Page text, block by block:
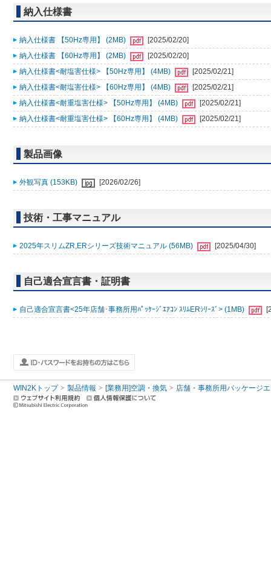
納入仕様書
納入仕様書 【50Hz専用】 (2MB)
[2025/02/20]
納入仕様書 【60Hz専用】 (2MB)
[2025/02/20]
納入仕様書<耐塩害仕様> 【50Hz専用】 (4MB)
[2025/02/21]
納入仕様書<耐塩害仕様> 【60Hz専用】 (4MB)
[2025/02/21]
納入仕様書<耐重塩害仕様> 【50Hz専用】 (4MB)
[2025/02/21]
納入仕様書<耐重塩害仕様> 【60Hz専用】 (4MB)
[2025/02/21]
製品画像
外観写真 (153KB) [2026/02/26]
技術・工事マニュアル
2025年スリムZR,ERシリーズ技術マニュアル (56MB) [2025/04/30]
自己適合宣言書・証明書
自己適合宣言書<25年店舗･事務所用ﾊﾟｯｹｰｼﾞｴｱｺﾝ ｽﾘﾑERｼﾘｰｽﾞ> (1MB)
WIN2Kトップ 製品情報 [業務用]空調・換気 店舗・事務所用パッケージ